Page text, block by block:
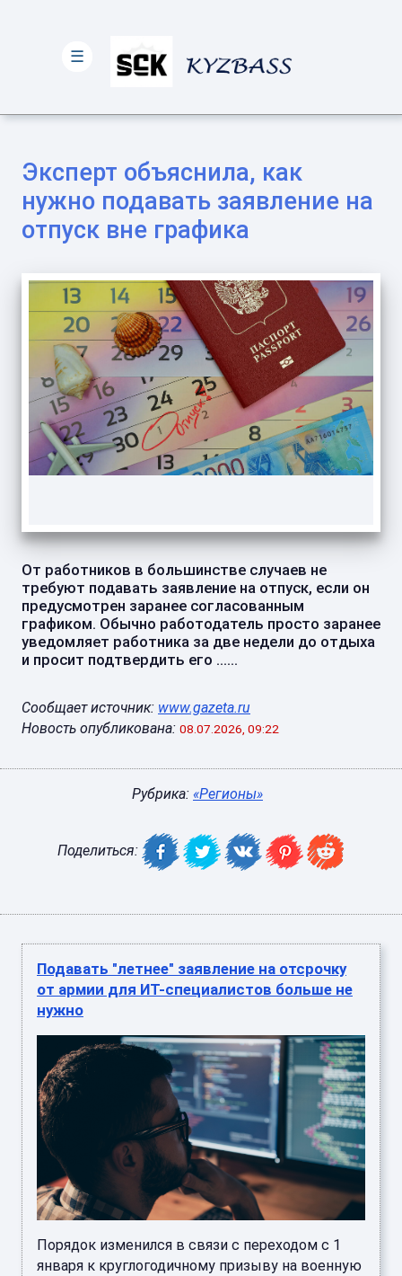
Эксперт объяснила, как
нужно подавать заявление на
отпуск вне графика
От работников в большинстве случаев не
требуют подавать заявление на отпуск, если он
предусмотрен заранее согласованным
графиком. Обычно работодатель просто заранее
уведомляет работника за две недели до отдыха
и просит подтвердить его ......
Сообщает источник: www.gazeta.ru
Новость опубликована: 08.07.2026, 09:22
Рубрика: «Регионы»
Поделиться:
Подавать "летнее" заявление на отсрочку
от армии для ИТ-специалистов больше не
нужно
Порядок изменился в связи с переходом с 1
января к круглогодичному призыву на военную
☰